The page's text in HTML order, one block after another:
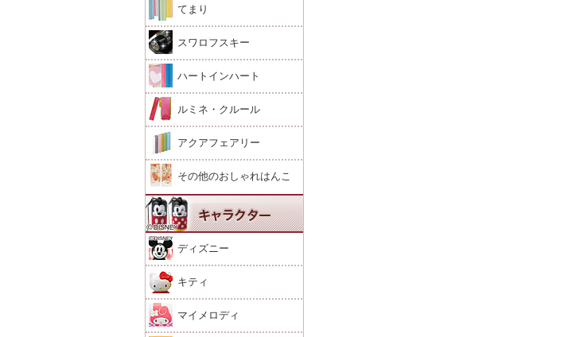
てまり
スワロフスキー
ハートインハート
ルミネ・クルール
アクアフェアリー
その他のおしゃれはんこ
ディズニー
キティ
マイメロディ